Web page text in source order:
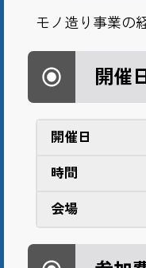
モノ造り事業の
開催
開催日
時間
会場